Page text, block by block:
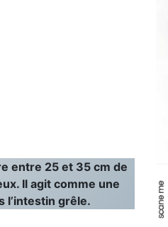
entre 25 et 35 cm de
Il agit comme une
l’intestin grêle.